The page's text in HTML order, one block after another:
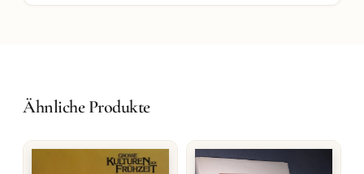
Ähnliche Produkte